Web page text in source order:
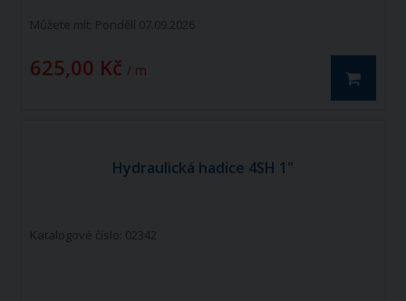
Můžete mít: Pondělí 07.09.2026
625,00 Kč / m
Hydraulická hadice 4SH 1"
Katalogové číslo: 02342